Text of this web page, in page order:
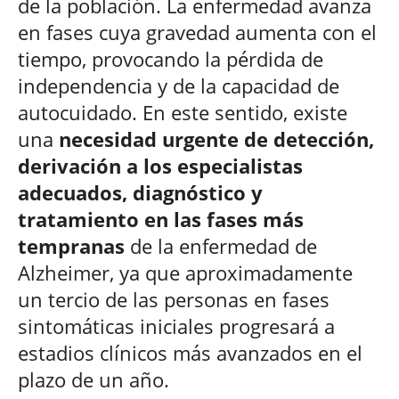
en fases cuya gravedad aumenta con el
tiempo, provocando la pérdida de
independencia y de la capacidad de
autocuidado. En este sentido, existe
una necesidad urgente de detección,
derivación a los especialistas
adecuados, diagnóstico y
tratamiento en las fases más
tempranas de la enfermedad de
Alzheimer, ya que aproximadamente
un tercio de las personas en fases
sintomáticas iniciales progresará a
estadios clínicos más avanzados en el
plazo de un año.